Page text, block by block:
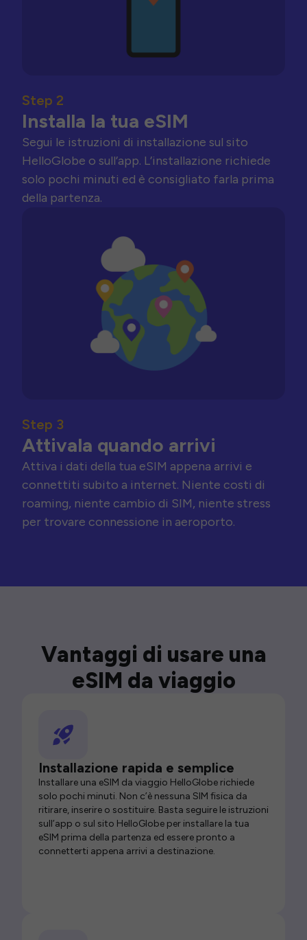
Step 2
Installa la tua eSIM
Segui le istruzioni di installazione sul sito
HelloGlobe o sull’app. L’installazione richiede
solo pochi minuti ed è consigliato farla prima
della partenza.
Step 3
Attivala quando arrivi
Attiva i dati della tua eSIM appena arrivi e
connettiti subito a internet. Niente costi di
roaming, niente cambio di SIM, niente stress
per trovare connessione in aeroporto.
Vantaggi di usare una
eSIM da viaggio
Installazione rapida e semplice
Installare una eSIM da viaggio HelloGlobe richiede
solo pochi minuti. Non c’è nessuna SIM fisica da
ritirare, inserire o sostituire. Basta seguire le istruzioni
sull’app o sul sito HelloGlobe per installare la tua
eSIM prima della partenza ed essere pronto a
connetterti appena arrivi a destinazione.